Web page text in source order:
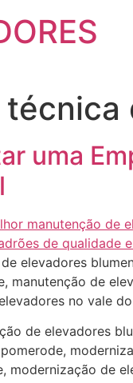
uma
elevadores
manutenção de
no vale
de elevadores
modernização de